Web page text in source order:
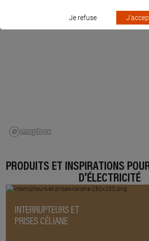
PRODUITS ET INSPIRATIONS
D'ÉLECTRICITÉ
INTERRUPTEURS ET
PRISES CÉLIANE
Je refuse